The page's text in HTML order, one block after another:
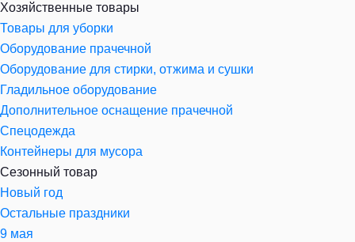
Хозяйственные товары
Товары для уборки
Оборудование прачечной
Оборудование для стирки, отжима и сушки
Гладильное оборудование
Дополнительное оснащение прачечной
Спецодежда
Контейнеры для мусора
Сезонный товар
Новый год
Остальные праздники
9 мая